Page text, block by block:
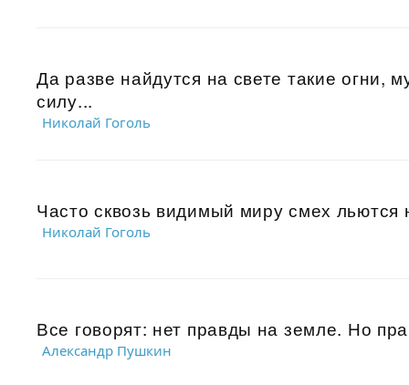
Да разве найдутся на свете такие огни,
силу...
Николай Гоголь
Часто сквозь видимый миру смех
Николай Гоголь
Все говорят: нет правды на земле. Но
Александр Пушкин